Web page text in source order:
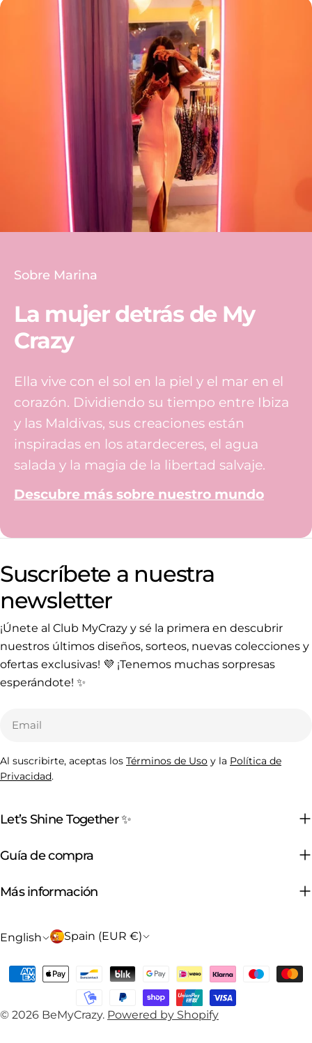
Sobre Marina
La mujer detrás de My
Crazy
Ella vive con el sol en la piel y el mar en el
corazón. Dividiendo su tiempo entre Ibiza
y las Maldivas, sus creaciones están
inspiradas en los atardeceres, el agua
salada y la magia de la libertad salvaje.
Descubre más sobre nuestro mundo
Suscríbete a nuestra
newsletter
¡Únete al Club MyCrazy y sé la primera en descubrir
nuestros últimos diseños, sorteos, nuevas colecciones y
ofertas exclusivas! 💜 ¡Tenemos muchas sorpresas
esperándote! ✨
Al suscribirte, aceptas los Términos de Uso y la Política de
Privacidad.
Let’s Shine Together ✨
Guía de compra
Más información
L
a
n
g
English
C
u
n
Spain (EUR €)
© 2026 BeMyCrazy. Powered by Shopify
Payment